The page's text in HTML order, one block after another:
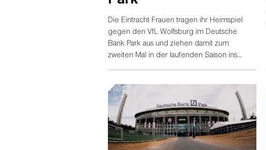
Die Eintracht Frauen tragen ihr Heimspiel
gegen den VfL Wolfsburg im Deutsche
Bank Park aus und ziehen damit zum
zweiten Mal in der laufenden Saison ins